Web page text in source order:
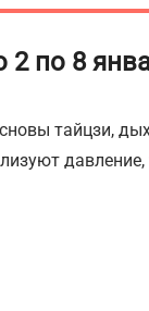
по 8
тайцзи,